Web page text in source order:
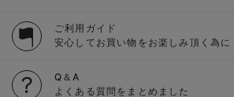
ご利用ガイド
安心してお買い物をお楽しみ頂く為に
Q＆A
よくある質問をまとめました